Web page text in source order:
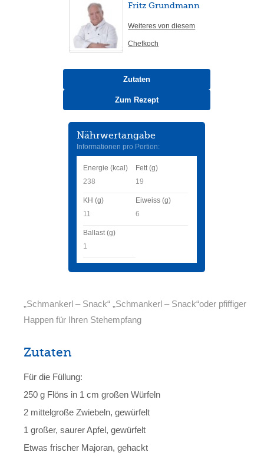
Fritz Grundmann
Weiteres von diesem
Chefkoch
Zutaten
Zum Rezept
Nährwertangabe
Informationen pro Portion:
Energie (kcal)
238
Fett (g)
19
KH (g)
11
Eiweiss (g)
6
Ballast (g)
1
„Schmankerl – Snack“ „Schmankerl – Snack“oder pfiffiger
Happen für Ihren Stehempfang
Zutaten
Für die Füllung:
250 g Flöns in 1 cm großen Würfeln
2 mittelgroße Zwiebeln, gewürfelt
1 großer, saurer Apfel, gewürfelt
Etwas frischer Majoran, gehackt